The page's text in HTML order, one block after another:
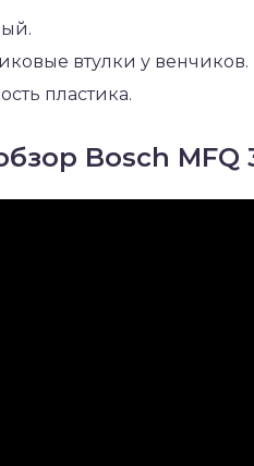
втулки у венчиков.
пластика.
Bosch MFQ